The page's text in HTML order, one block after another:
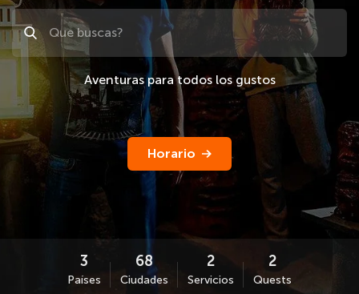
Поиск
Aventuras para todos los gustos
Horario
Países Ciudades Servicios Quests